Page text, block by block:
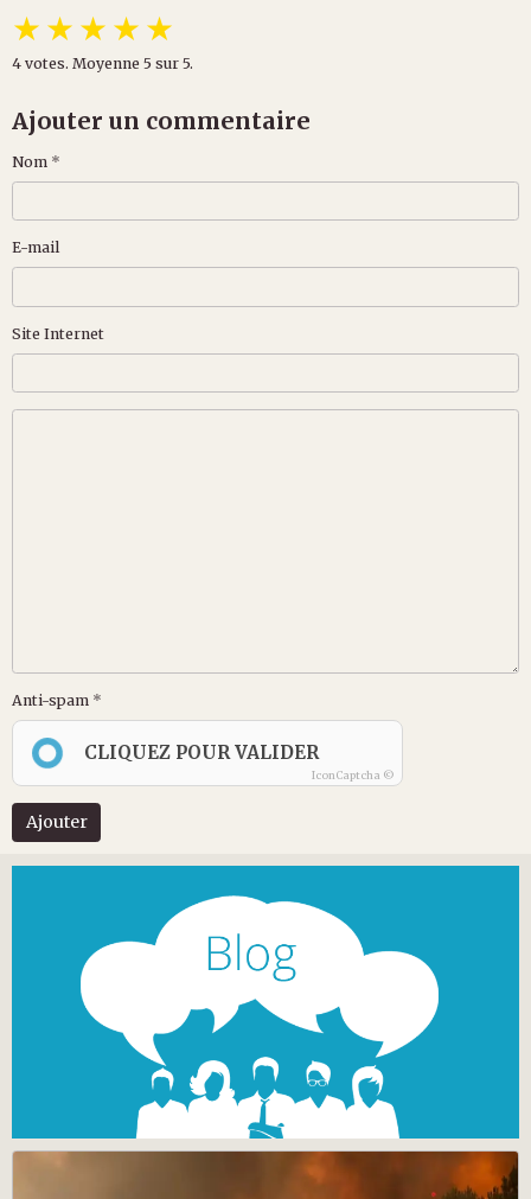
★★★★★
4 votes. Moyenne 5 sur 5.
Ajouter un commentaire
Nom
E-mail
Site Internet
Anti-spam
CLIQUEZ POUR VALIDER
IconCaptcha ©
Ajouter